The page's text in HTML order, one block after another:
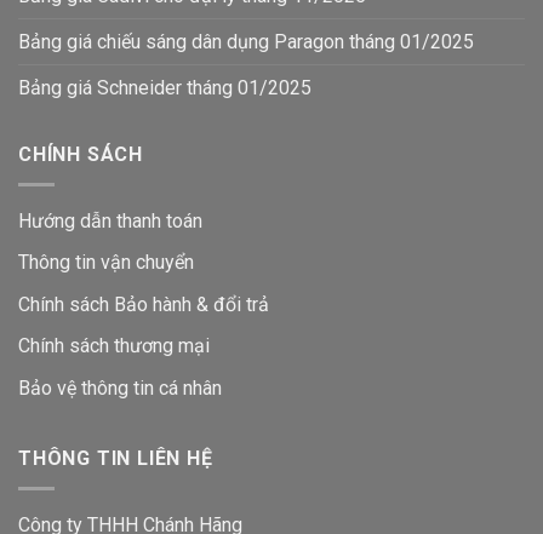
Bảng giá chiếu sáng dân dụng Paragon tháng 01/2025
Bảng giá Schneider tháng 01/2025
CHÍNH SÁCH
Hướng dẫn thanh toán
Thông tin vận chuyển
Chính sách Bảo hành & đổi trả
Chính sách thương mại
Bảo vệ thông tin cá nhân
THÔNG TIN LIÊN HỆ
Công ty THHH Chánh Hãng